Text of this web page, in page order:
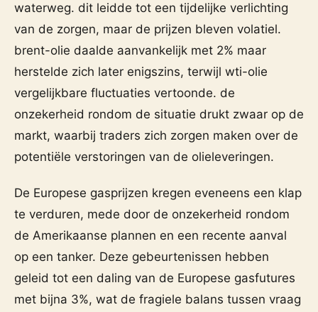
waterweg. dit leidde tot een tijdelijke verlichting
van de zorgen, maar de prijzen bleven volatiel.
brent-olie daalde aanvankelijk met 2% maar
herstelde zich later enigszins, terwijl wti-olie
vergelijkbare fluctuaties vertoonde. de
onzekerheid rondom de situatie drukt zwaar op de
markt, waarbij traders zich zorgen maken over de
potentiële verstoringen van de olieleveringen.
De Europese gasprijzen kregen eveneens een klap
te verduren, mede door de onzekerheid rondom
de Amerikaanse plannen en een recente aanval
op een tanker. Deze gebeurtenissen hebben
geleid tot een daling van de Europese gasfutures
met bijna 3%, wat de fragiele balans tussen vraag